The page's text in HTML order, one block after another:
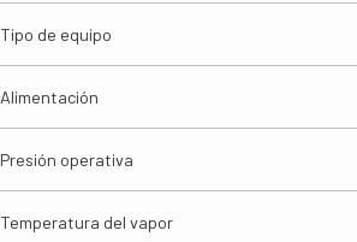
Tipo de equipo
Alimentación
Presión operativa
Temperatura del vapor